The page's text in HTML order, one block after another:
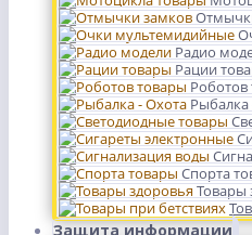
Радио
Рации
Роботов
Рыбалка
Спорта
Товары
Защита информации